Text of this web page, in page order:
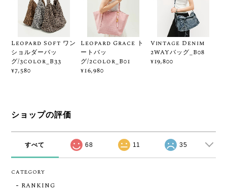
Leopard Soft ワン
ショルダーバッ
グ/3color_B33
¥7,580
Leopard Grace ト
ートバッ
グ/2color_B01
¥16,980
Vintage Denim
2WAYバッグ_B08
¥19,800
ショップの評価
すべて 68 11 35
CATEGORY
RANKING